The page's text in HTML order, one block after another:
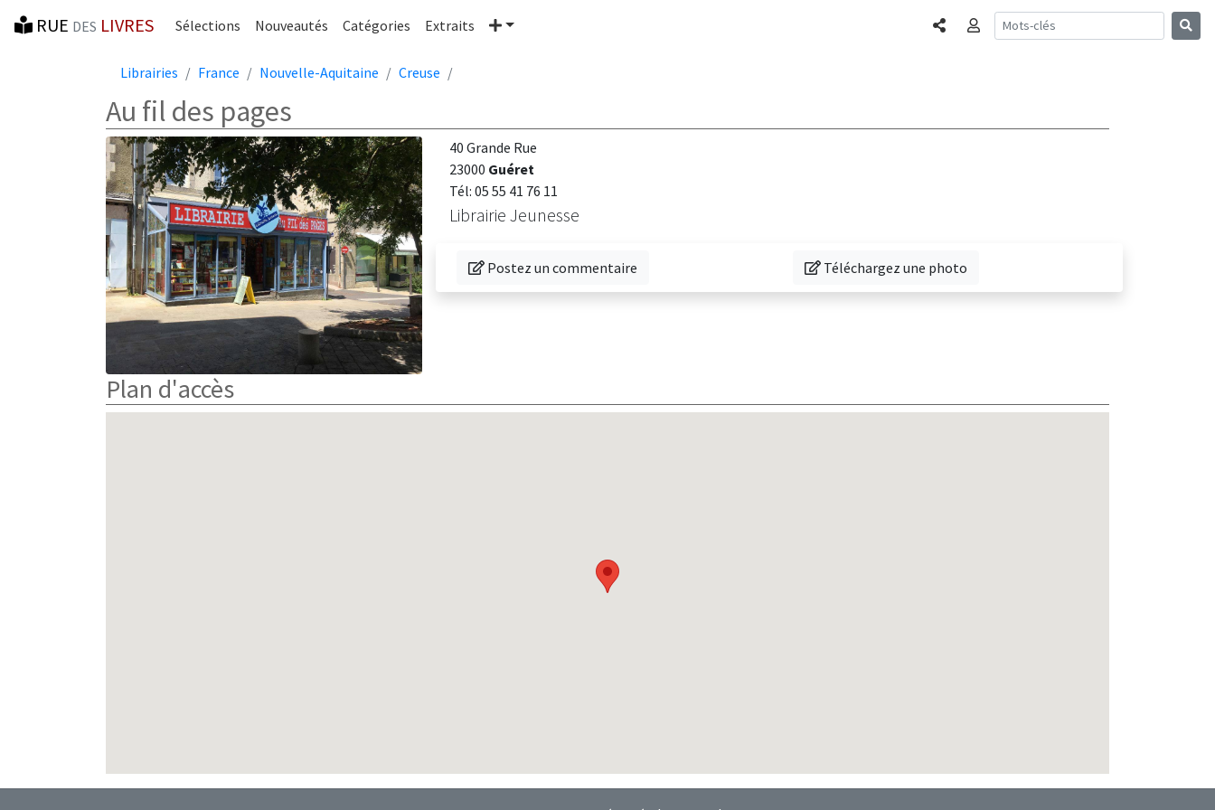
RUE DES LIVRES Sélections Nouveautés Catégories Extraits Plus PartagerConnexion
Librairies France Nouvelle-Aquitaine Creuse
Au fil des pages
40 Grande Rue
23000 Guéret
Tél: 05 55 41 76 11
Librairie Jeunesse
Donnez votre avis sur cette librairie
Postez un commentaire Téléchargez une photo de cette librairie
Téléchargez une photo
Plan d'accès